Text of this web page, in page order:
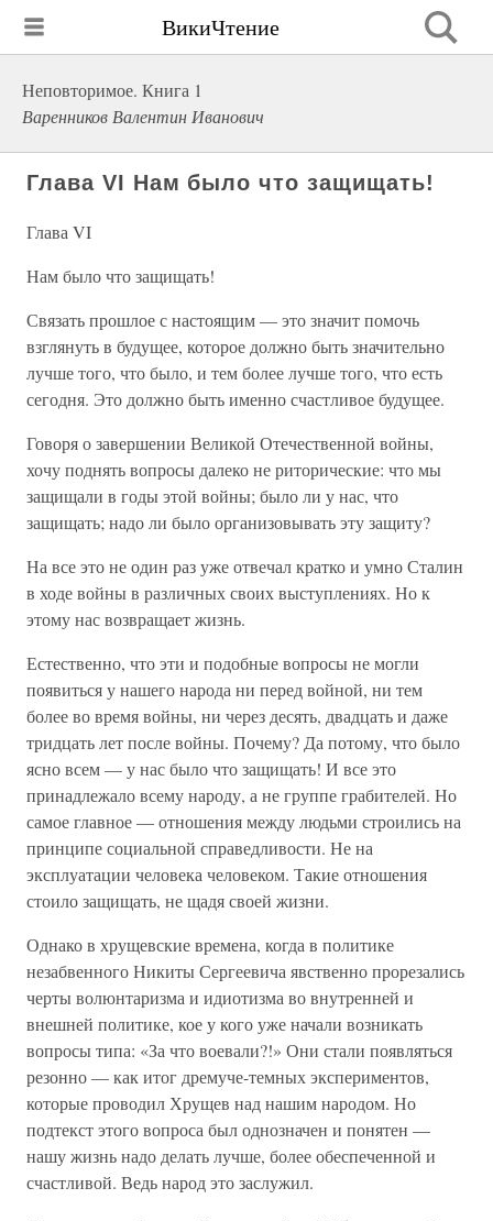
ВикиЧтение
Неповторимое. Книга 1
Варенников Валентин Иванович
Глава VI Нам было что защищать!
Глава VI
Нам было что защищать!
Связать прошлое с настоящим — это значит помочь
взглянуть в будущее, которое должно быть значительно
лучше того, что было, и тем более лучше того, что есть
сегодня. Это должно быть именно счастливое будущее.
Говоря о завершении Великой Отечественной войны,
хочу поднять вопросы далеко не риторические: что мы
защищали в годы этой войны; было ли у нас, что
защищать; надо ли было организовывать эту защиту?
На все это не один раз уже отвечал кратко и умно Сталин
в ходе войны в различных своих выступлениях. Но к
этому нас возвращает жизнь.
Естественно, что эти и подобные вопросы не могли
появиться у нашего народа ни перед войной, ни тем
более во время войны, ни через десять, двадцать и даже
тридцать лет после войны. Почему? Да потому, что было
ясно всем — у нас было что защищать! И все это
принадлежало всему народу, а не группе грабителей. Но
самое главное — отношения между людьми строились на
принципе социальной справедливости. Не на
эксплуатации человека человеком. Такие отношения
стоило защищать, не щадя своей жизни.
Однако в хрущевские времена, когда в политике
незабвенного Никиты Сергеевича явственно прорезались
черты волюнтаризма и идиотизма во внутренней и
внешней политике, кое у кого уже начали возникать
вопросы типа: «За что воевали?!» Они стали появляться
резонно — как итог дремуче-темных экспериментов,
которые проводил Хрущев над нашим народом. Но
подтекст этого вопроса был однозначен и понятен —
нашу жизнь надо делать лучше, более обеспеченной и
счастливой. Ведь народ это заслужил.